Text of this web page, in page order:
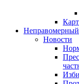
Неправомерный
Новости